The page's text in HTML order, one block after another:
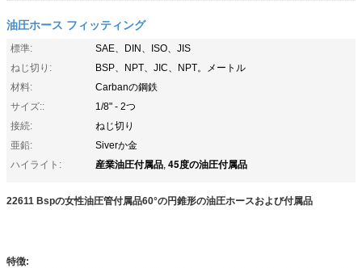
油圧ホース フィッティング
標準:
SAE、DIN、ISO、JIS
ねじ切り:
BSP、NPT、JIC、NPT。メートル
材料:
Carbanの鋼鉄
サイズ::
1/8" - 2つ
接続:
ねじ切り
亜鉛:
Siverか金
ハイライト:
産業油圧付属品, 45度の油圧付属品
22611 Bspの女性油圧管付属品60°の円錐形の油圧ホースおよび付属品
特徴: